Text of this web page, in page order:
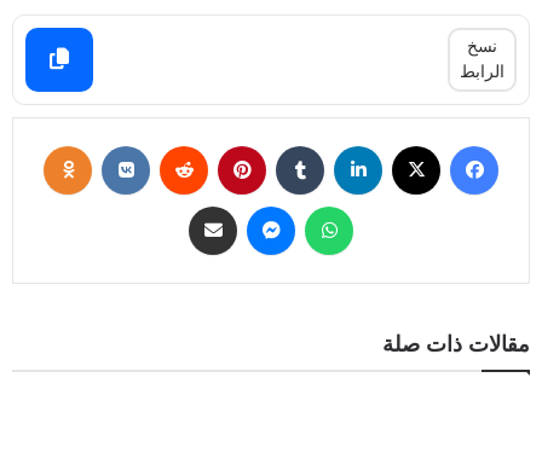
نسخ
الرابط
مقالات ذات صلة